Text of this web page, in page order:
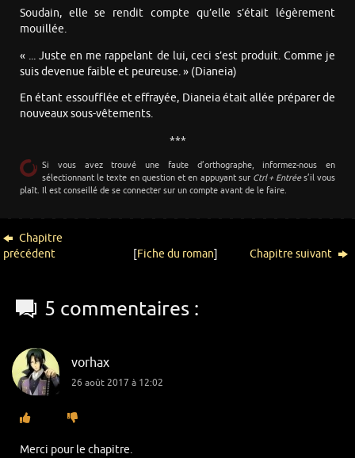
Soudain, elle se rendit compte qu’elle s’était légèrement
mouillée.
« ... Juste en me rappelant de lui, ceci s’est produit. Comme je
suis devenue faible et peureuse. » (Dianeia)
En étant essoufflée et effrayée, Dianeia était allée préparer de
nouveaux sous-vêtements.
***
Si vous avez trouvé une faute d’orthographe, informez-nous en
sélectionnant le texte en question et en appuyant sur Ctrl + Entrées’il vous
plaît. Il est conseillé de se connecter sur un compte avant de le faire.
Chapitre
précédent
[Fiche du roman] Chapitre suivant
5 commentaires :
vorhax
26 août 2017 à 12:02
Merci pour le chapitre.